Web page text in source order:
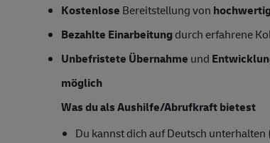
Kostenlose Bereitstellung von
Bezahlte Einarbeitung durch erfahrene
Unbefristete Übernahme und
möglich
Was du als Aushilfe/Abrufkraft bietest
Du kannst dich auf Deutsch unterhalten